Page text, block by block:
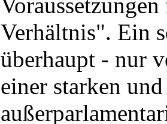
Verhältnis". Ein
überhaupt - nur
einer starken